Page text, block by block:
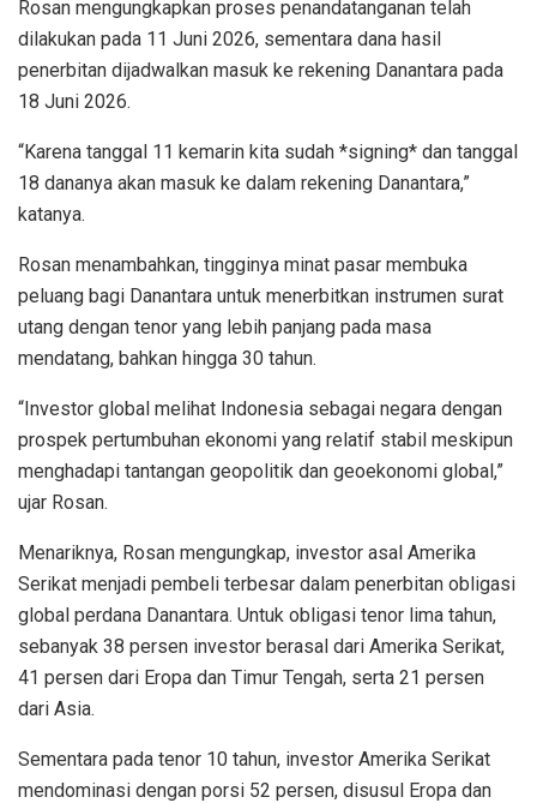
Rosan mengungkapkan proses penandatanganan telah
dilakukan pada 11 Juni 2026, sementara dana hasil
penerbitan dijadwalkan masuk ke rekening Danantara pada
18 Juni 2026.
“Karena tanggal 11 kemarin kita sudah *signing* dan tanggal
18 dananya akan masuk ke dalam rekening Danantara,”
katanya.
Rosan menambahkan, tingginya minat pasar membuka
peluang bagi Danantara untuk menerbitkan instrumen surat
utang dengan tenor yang lebih panjang pada masa
mendatang, bahkan hingga 30 tahun.
“Investor global melihat Indonesia sebagai negara dengan
prospek pertumbuhan ekonomi yang relatif stabil meskipun
menghadapi tantangan geopolitik dan geoekonomi global,”
ujar Rosan.
Menariknya, Rosan mengungkap, investor asal Amerika
Serikat menjadi pembeli terbesar dalam penerbitan obligasi
global perdana Danantara. Untuk obligasi tenor lima tahun,
sebanyak 38 persen investor berasal dari Amerika Serikat,
41 persen dari Eropa dan Timur Tengah, serta 21 persen
dari Asia.
Sementara pada tenor 10 tahun, investor Amerika Serikat
mendominasi dengan porsi 52 persen, disusul Eropa dan